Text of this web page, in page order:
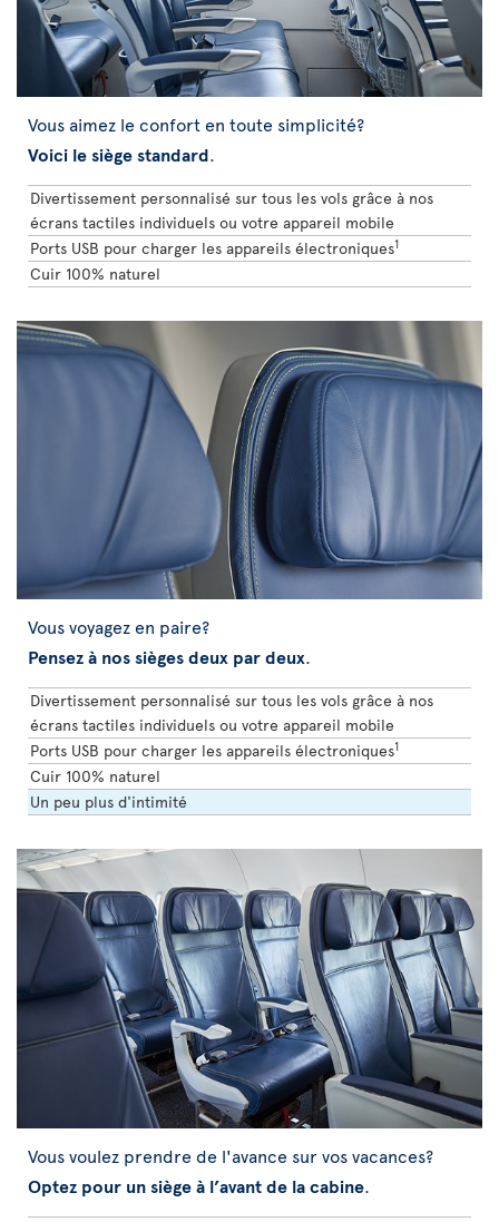
Vous aimez le confort en toute simplicité?
Voici le siège standard.
Divertissement personnalisé sur tous les vols grâce à nos
écrans tactiles individuels ou votre appareil mobile
Ports USB pour charger les appareils électroniques1
Cuir 100% naturel
Vous voyagez en paire?
Pensez à nos sièges deux par deux.
Divertissement personnalisé sur tous les vols grâce à nos
écrans tactiles individuels ou votre appareil mobile
Ports USB pour charger les appareils électroniques1
Cuir 100% naturel
Un peu plus d'intimité
Vous voulez prendre de l'avance sur vos vacances?
Optez pour un siège à l’avant de la cabine.